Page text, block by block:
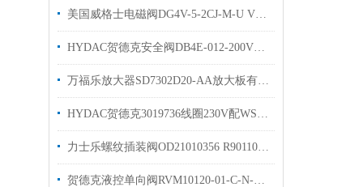
美国威格士电磁阀DG4V-5-2CJ-M-U VICKERS换向阀现货
HYDAC贺德克安全阀DB4E-012-200V溢流阀有库存
万福乐放大器SD7302D20-AA放大板有库存欢迎选购
HYDAC贺德克3019736线圈230V配WSM08130现货出售
力士乐螺纹插装阀OD21010356 R901109366节流阀
贺德克液控单向阀RVM10120-01-C-N-0.5止回阀资料